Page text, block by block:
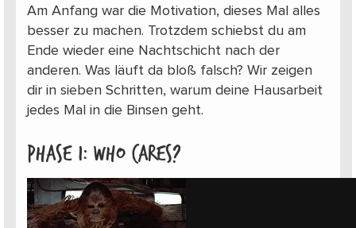
Am Anfang war die Motivation, dieses Mal alles
besser zu machen. Trotzdem schiebst du am
Ende wieder eine Nachtschicht nach der
anderen. Was läuft da bloß falsch? Wir zeigen
dir in sieben Schritten, warum deine Hausarbeit
jedes Mal in die Binsen geht.
Phase 1: Who cares?